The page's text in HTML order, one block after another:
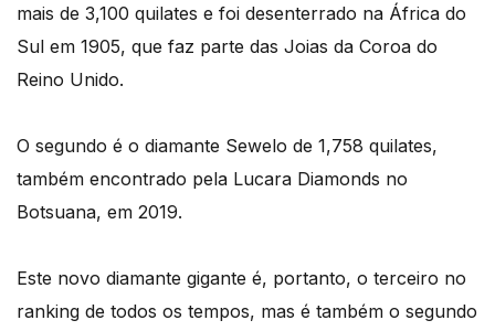
mais de 3,100 quilates e foi desenterrado na África do
Sul em 1905, que faz parte das Joias da Coroa do
Reino Unido.
O segundo é o diamante Sewelo de 1,758 quilates,
também encontrado pela Lucara Diamonds no
Botsuana, em 2019.
Este novo diamante gigante é, portanto, o terceiro no
ranking de todos os tempos, mas é também o segundo